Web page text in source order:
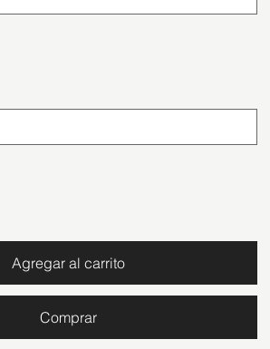
Agregar al carrito
Comprar